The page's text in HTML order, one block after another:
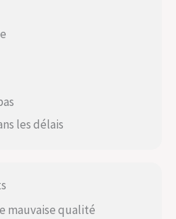
les délais
mauvaise qualité